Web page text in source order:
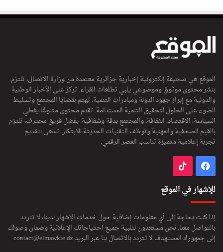
الموقع هي صحيفة إلكترونية إخبارية جزائرية معتمدة من وزارة الاتصال، تلتزم
بنشر محتوى موثوق وموضوعي يلبي تطلعات القراء. تركز على الأخبار الوطنية
والدولية مع إبراز جهود الدولة ومبادرات التنمية. تهتم بقضايا المجتمع وتسليط
الضوء على الحلول لتحقيق التنمية المستدامة. تقدم محتوى متنوعًا يغطي
السياسة، الاقتصاد، الثقافة، والمجتمع بدقة وشفافية. بفضل فريق محترف، تلتزم
بالقيم الصحفية والمهنية وتوظف التقنيات الحديثة للابتكار. تسعى لتقديم
تجربة إعلامية متميزة تناسب العصر الرقمي.
فيسبوك
للإشهار في الموقع
إذا كنت بحاجة إلى أي معلومات إضافية حول خدمات الإشهار لدينا، لا تتردد
بالتواصل معنا. نحن مستعدون لتلبية جميع احتياجاتك الإعلانية وضمان وصولك
إلى جمهورك المستهدف لا تتردد بالاتصال بنا عبر البريدcontact@elmawkie.dz